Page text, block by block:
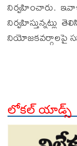
నిర్వహించారు.
నియోజకవర్గాలపై
లోకల్ యాడ్స్